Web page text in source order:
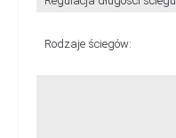
Rodzaje ściegów: